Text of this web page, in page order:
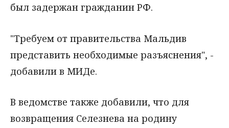
был задержан гражданин РФ.
"Требуем от правительства Мальдив
представить необходимые разъяснения", -
добавили в МИДе.
В ведомстве также добавили, что для
возвращения Селезнева на родину